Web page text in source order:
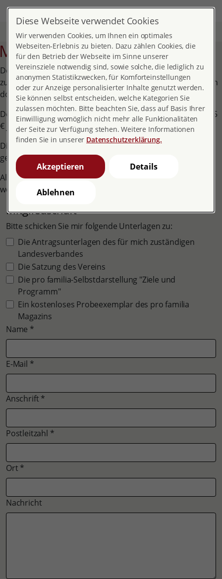
DE MENÜ
Start Über pro familia Mitgliedschaft
Mitgliedschaft beantragen
Der unverbindliche Antrag auf Mitgliedschaft wird an den
zuständigen Landesverband weitergeleitet. Sie erhalten von
dort nähere Informationen über eine Mitgliedschaft.
Der Mitgliedsbeitrag variiert je nach Ort zwischen 30 und 55
€ jährlich.
Die von Ihnen eingegebenen Daten werden von uns nicht
gespeichert, sondern nur für evtl. Rückfragen verwendet.
Alle mit einem * markierten Felder müssen ausgefüllt
werden.
Mitgliedschaft
Bitte schicken Sie mir folgende Unterlagen zu:
Die Antragsunterlagen des für mich zuständigen
Landesverbandes
Die Satzung des Vereins
Die pro familia-Selbstdarstellung "Ziele und
Programm"
Ein kostenloses Probeexemplar des pro familia
Magazins
Name *
E-Mail *
Anschrift *
Postleitzahl *
Ort *
Nachricht
Diese Webseite verwendet Cookies
Wir verwenden Cookies, um Ihnen ein optimales
Webseiten-Erlebnis zu bieten. Dazu zählen Cookies, die
für den Betrieb der Webseite im Sinne unserer
Vereinsziele notwendig sind, sowie solche, die lediglich zu
anonymen Statistikzwecken, für Komforteinstellungen
oder zur Anzeige personalisierter Inhalte genutzt werden.
Sie können selbst entscheiden, welche Kategorien Sie
zulassen möchten. Bitte beachten Sie, dass auf Basis Ihrer
Einwilligung womöglich nicht mehr alle Funktionalitäten
der Seite zur Verfügung stehen. Weitere Informationen
finden Sie in unserer Datenschutzerklärung.
Akzeptieren Details
Ablehnen